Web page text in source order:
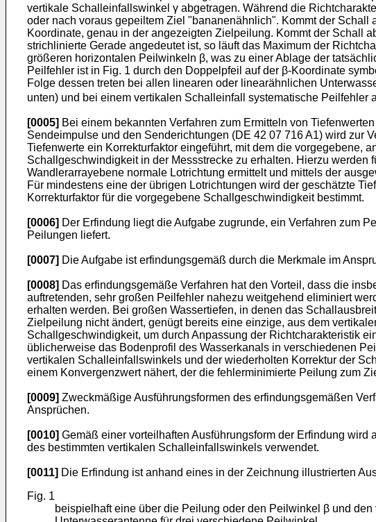
vertikale Schalleinfallswinkel γ abgetragen. Während die
oder nach voraus gepeiltem Ziel "bananenähnlich". Kommt der
Koordinate, genau in der angezeigten Zielpeilung. Kommt der Schall
strichlinierte Gerade angedeutet ist, so läuft das Maximum der
größeren horizontalen Peilwinkeln β, was zu einer Ablage der
Peilfehler ist in Fig. 1 durch den Doppelpfeil auf der β-Koordinate
Folge dessen treten bei allen linearen oder linearähnlichen
unten) und bei einem vertikalen Schalleinfall systematische
[0005] Bei einem bekannten Verfahren zum Ermitteln von
Sendeimpulse und den Senderichtungen (DE 42 07 716 A1) wird zur
Tiefenwerte ein Korrekturfaktor eingeführt, mit dem die vorgegebene,
Schallgeschwindigkeit in der Messstrecke zu erhalten. Hierzu
Wandlerarrayebene normale Lotrichtung ermittelt und mittels der
Für mindestens eine der übrigen Lotrichtungen wird der geschätzte
Korrekturfaktor für die vorgegebene Schallgeschwindigkeit bestimmt.
[0006] Der Erfindung liegt die Aufgabe zugrunde, ein Verfahren zum
Peilungen liefert.
[0007] Die Aufgabe ist erfindungsgemäß durch die Merkmale im
[0008] Das erfindungsgemäße Verfahren hat den Vorteil, dass die
auftretenden, sehr großen Peilfehler nahezu weitgehend eliminiert
erhalten werden. Bei großen Wassertiefen, in denen das
Zielpeilung nicht ändert, genügt bereits eine einzige, aus dem
Schallgeschwindigkeit, um durch Anpassung der Richtcharakteristik
üblicherweise das Bodenprofil des Wasserkanals in verschiedenen
vertikalen Schalleinfallswinkels und der wiederholten Korrektur der
einem Konvergenzwert nähert, der die fehlerminimierte Peilung zum
[0009] Zweckmäßige Ausführungsformen des erfindungsgemäßen
Ansprüchen.
[0010] Gemäß einer vorteilhaften Ausführungsform der Erfindung
des bestimmten vertikalen Schalleinfallswinkels verwendet.
[0011] Die Erfindung ist anhand eines in der Zeichnung illustrierten
Fig. 1
beispielhaft eine über die Peilung oder den Peilwinkel β und